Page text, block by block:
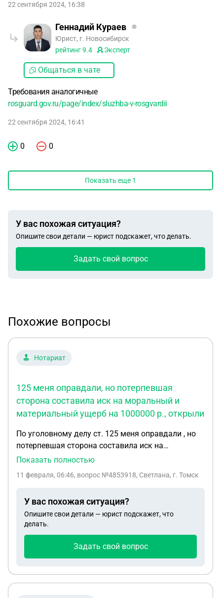
22 сентября 2024, 16:38
Геннадий Кураев
Юрист, г. Новосибирск
рейтинг9.4 Эксперт
Общаться в чате
Требования аналогичные
rosguard.gov.ru/page/index/sluzhba-v-rosgvardii
22 сентября 2024, 16:41
0 0
Показать еще 1
У вас похожая ситуация?
Опишите свои детали — юрист подскажет, что делать.
Задать свой вопрос
Похожие вопросы
Нотариат
125 меня оправдали, но потерпевшая
сторона составила иск на моральный и
материальный ущерб на 1000000 р., открыли
По уголовному делу ст. 125 меня оправдали , но
потерпевшая сторона составила иск на
моральный и материальный ущерб на 1000000 р.,
настоял на доверенности в суде, я на него
может ли эта доверенность сыграть злую шутку
Показать полностью
11 февраля, 06:46, вопрос №4853918, Светлана, г. Томск
У вас похожая ситуация?
Опишите свои детали — юрист подскажет, что
делать.
Задать свой вопрос